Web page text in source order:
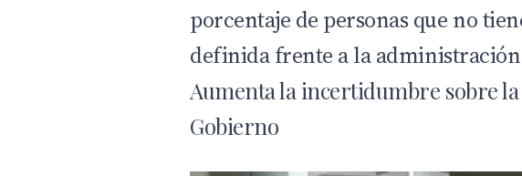
porcentaje de personas que no
definida frente a la
Aumenta la incertidumbre sobre
Gobierno